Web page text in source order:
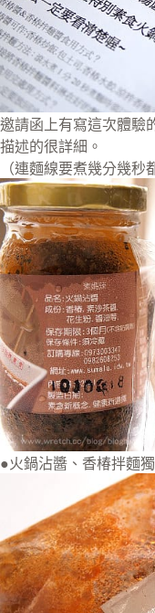
邀請函上有寫這次體驗
描述的很詳細。
（連麵線要煮幾分幾秒
●火鍋沾醬、香椿拌麵